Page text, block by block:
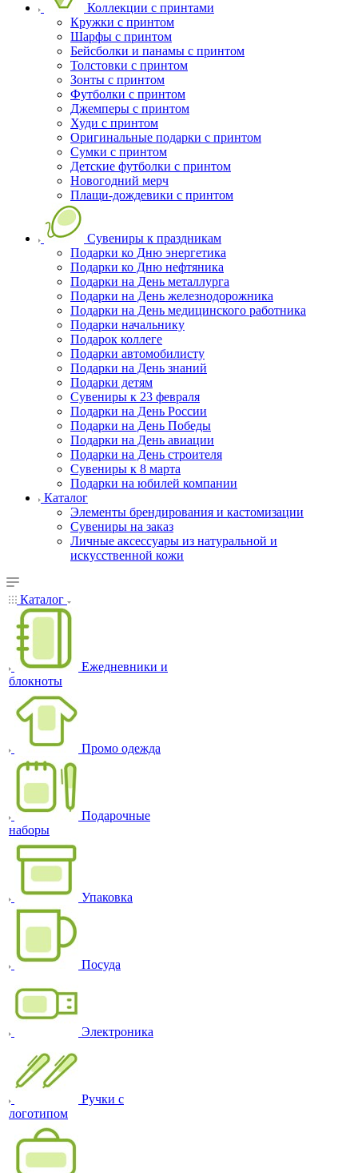
Коллекции с принтами
Кружки с принтом
Шарфы с принтом
Бейсболки и панамы с принтом
Толстовки с принтом
Зонты с принтом
Футболки с принтом
Джемперы с принтом
Худи с принтом
Оригинальные подарки с принтом
Сумки с принтом
Детские футболки с принтом
Новогодний мерч
Плащи-дождевики с принтом
Сувениры к праздникам
Подарки ко Дню энергетика
Подарки ко Дню нефтяника
Подарки на День металлурга
Подарки на День железнодорожника
Подарки на День медицинского работника
Подарки начальнику
Подарок коллеге
Подарки автомобилисту
Подарки на День знаний
Подарки детям
Сувениры к 23 февраля
Подарки на День России
Подарки на День Победы
Подарки на День авиации
Подарки на День строителя
Сувениры к 8 марта
Подарки на юбилей компании
Каталог
Элементы брендирования и кастомизации
Сувениры на заказ
Личные аксессуары из натуральной и
искусственной кожи
Каталог
Ежедневники и
блокноты
Промо одежда
Подарочные
наборы
Упаковка
Посуда
Электроника
Ручки с
логотипом